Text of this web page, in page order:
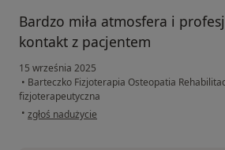
Bardzo miła atmosfera i
kontakt z pacjentem
15 września 2025
• Barteczko Fizjoterapia Osteopatia
fizjoterapeutyczna
• w opinii użytkownika Katarzyna
zgłoś nadużycie